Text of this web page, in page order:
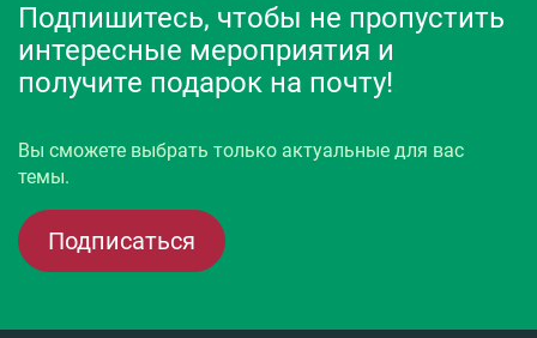
Подпишитесь, чтобы не пропустить
интересные мероприятия и
получите подарок на почту!
Вы сможете выбрать только актуальные для вас
темы.
Подписаться